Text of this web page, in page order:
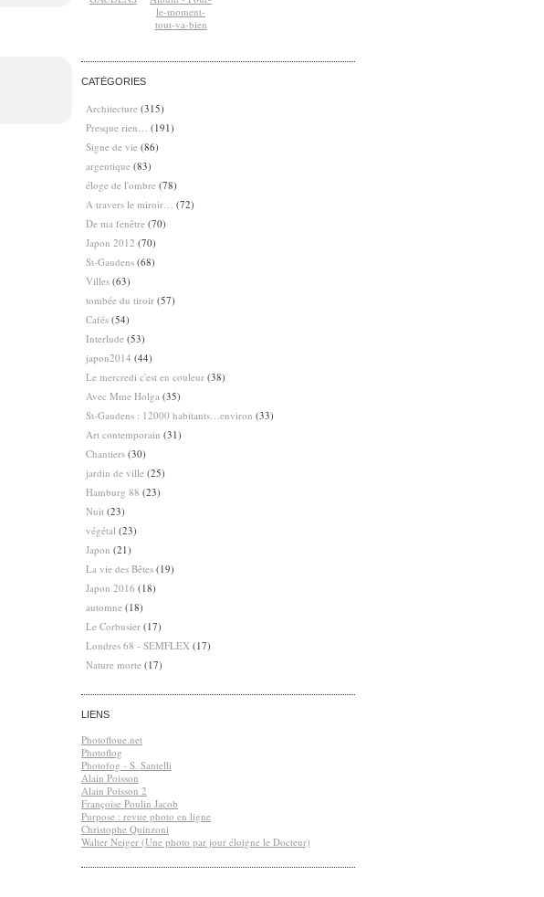
le-moment-
tout-va-bien
CATÉGORIES
Architecture (315)
Presque rien…
(191)
Signe de vie (86)
argentique (83)
éloge de l'ombre (78)
A travers le miroir…
(72)
De ma fenêtre (70)
Japon 2012 (70)
St-Gaudens (68)
Villes (63)
tombée du tiroir (57)
Cafés (54)
Interlude (53)
japon2014 (44)
Le mercredi c'est en couleur (38)
Avec Mme Holga (35)
St-Gaudens : 12000 habitants…environ (33)
Art contemporain (31)
Chantiers (30)
jardin de ville (25)
Hamburg 88 (23)
Nuit (23)
végétal (23)
Japon (21)
La vie des Bêtes (19)
Japon 2016 (18)
automne (18)
Le Corbusier (17)
Londres 68 - SEMFLEX (17)
Nature morte (17)
LIENS
Photofloue.net
Photoflog
Photofog - S. Santelli
Alain Poisson
Alain Poisson 2
Françoise Poulin Jacob
Purpose : revue photo en ligne
Christophe Quinzoni
Walter Neiger (Une photo par jour éloigne le Docteur)